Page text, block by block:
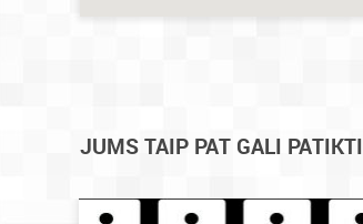
JUMS TAIP PAT GALI PATIKTI